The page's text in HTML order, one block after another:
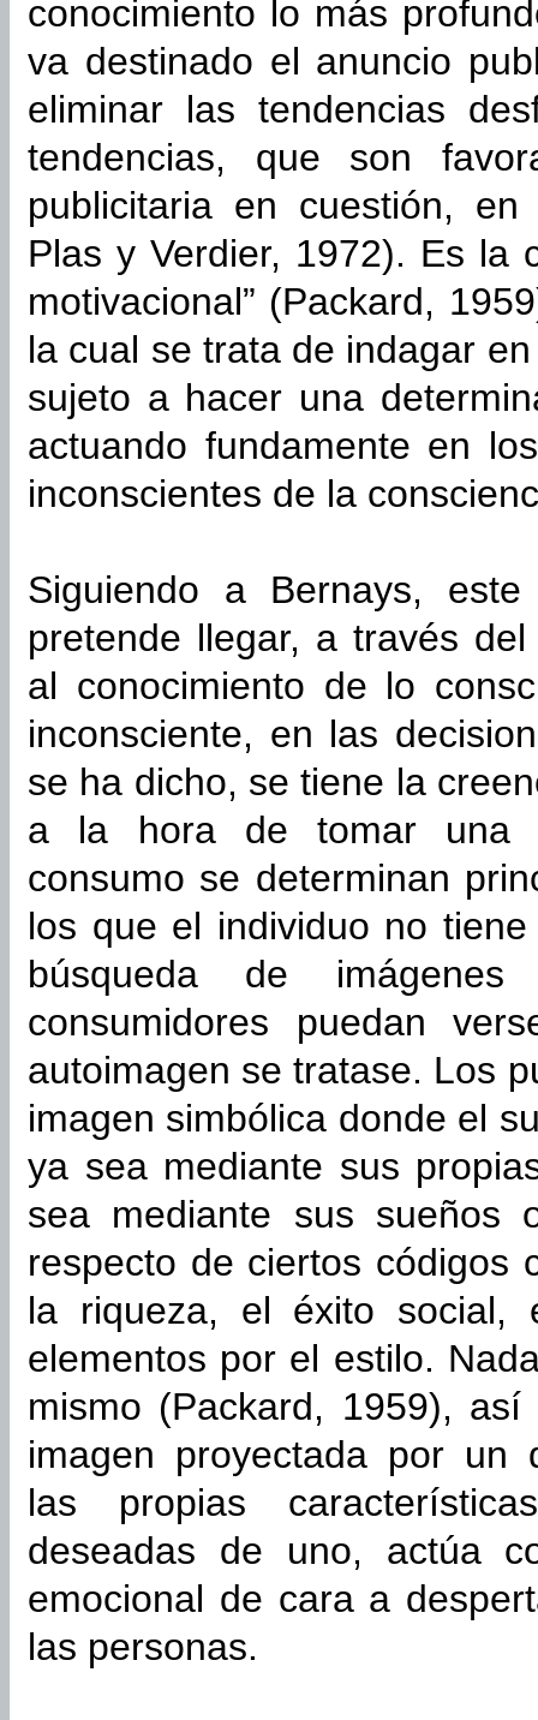
conocimiento lo más
va destinado el anuncio
eliminar las tendencias
tendencias, que son
publicitaria en cuestión, en
Plas y Verdier, 1972). Es la
motivacional” (Packard,
la cual se trata de indagar
sujeto a hacer una
actuando fundamente en
inconscientes de la
Siguiendo a Bernays,
pretende llegar, a través
al conocimiento de lo
inconsciente, en las
se ha dicho, se tiene la
a la hora de tomar una
consumo se determinan
los que el individuo no
búsqueda de
consumidores puedan
autoimagen se tratase. Los
imagen simbólica donde el
ya sea mediante sus
sea mediante sus sueños
respecto de ciertos códigos
la riqueza, el éxito social,
elementos por el estilo.
mismo (Packard, 1959),
imagen proyectada por un
las propias
deseadas de uno, actúa
emocional de cara a
las personas.